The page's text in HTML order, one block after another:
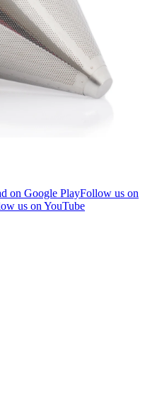
on Google PlayFollow us on
us on YouTube